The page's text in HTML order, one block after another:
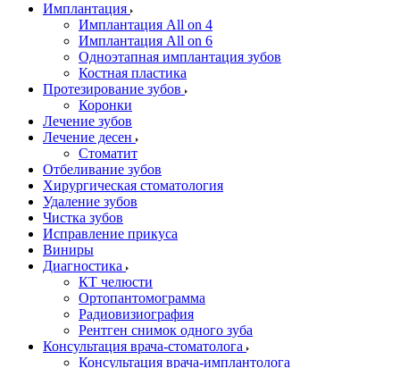
Имплантация
Имплантация All on 4
Имплантация All on 6
Одноэтапная имплантация зубов
Костная пластика
Протезирование зубов
Коронки
Лечение зубов
Лечение десен
Стоматит
Отбеливание зубов
Хирургическая стоматология
Удаление зубов
Чистка зубов
Исправление прикуса
Виниры
Диагностика
КТ челюсти
Ортопантомограмма
Радиовизиография
Рентген снимок одного зуба
Консультация врача-стоматолога
Консультация врача-имплантолога